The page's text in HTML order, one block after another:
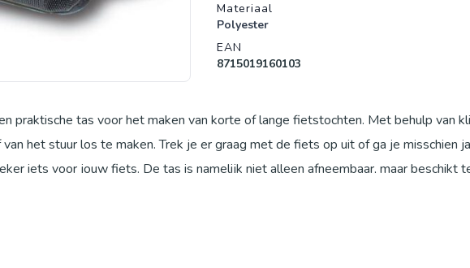
Materiaal
Polyester
EAN
8715019160103
praktische tas voor het maken van korte of lange fietstochten. Met behulp van
het stuur los te maken. Trek je er graag met de fiets op uit of ga je misschien
iets voor jouw fiets. De tas is namelijk niet alleen afneembaar, maar beschikt
stil te staan met de fiets. De tas zelf is gemaakt van waterafstotend 600D